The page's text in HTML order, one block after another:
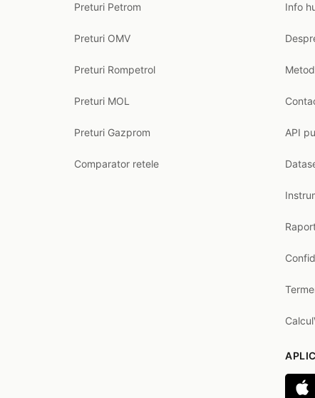
Preturi Petrom
Preturi OMV
Preturi Rompetrol
Preturi MOL
Preturi Gazprom
Comparator retele
Info
API